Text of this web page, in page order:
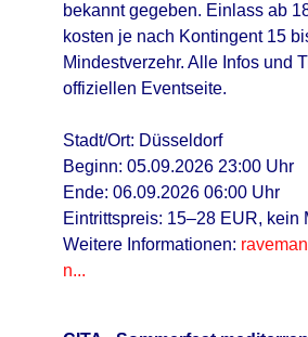
bekannt gegeben. Einlass ab
kosten je nach Kontingent 15
Mindestverzehr. Alle Infos und
offiziellen Eventseite.
Stadt/Ort: Düsseldorf
Beginn: 05.09.2026 23:00 Uhr
Ende: 06.09.2026 06:00 Uhr
Eintrittspreis: 15–28 EUR, kein
Weitere Informationen:
n...